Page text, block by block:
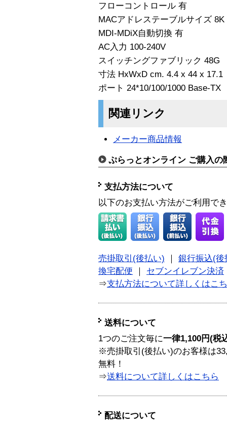
フローコントロール 有
MACアドレステーブルサイズ 8K
MDI-MDiX自動切換 有
AC入力 100-240V
スイッチングファブリック 48G
寸法 HxWxD cm. 4.4 x 44 x 17.1
ポート 24*10/100/1000 Base-TX
関連リンク
メーカー商品情報
ぷらっとオンライン ご購入の
支払方法について
以下のお支払い方法がご利用で
売掛取引(後払い)
銀行振込(後
換宅配便
セブンイレブン決済
⇒支払方法について詳しくはこ
送料について
1つのご注文毎に一律1,100円(税
※売掛取引(後払い)のお客様は
無料！
⇒送料について詳しくはこちら
配送について